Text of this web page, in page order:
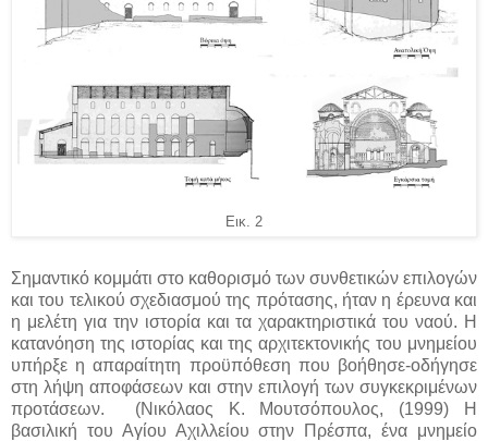
Εικ. 2
Σημαντικό κομμάτι στο καθορισμό των συνθετικών επιλογών
και του τελικού σχεδιασμού της πρότασης, ήταν η έρευνα και
η μελέτη για την ιστορία και τα χαρακτηριστικά του ναού. Η
κατανόηση της ιστορίας και της αρχιτεκτονικής του μνημείου
υπήρξε η απαραίτητη προϋπόθεση που βοήθησε-οδήγησε
στη λήψη αποφάσεων και στην επιλογή των συγκεκριμένων
προτάσεων. (Νικόλαος Κ. Μουτσόπουλος, (1999) Η
βασιλική του Αγίου Αχιλλείου στην Πρέσπα, ένα μνημείο